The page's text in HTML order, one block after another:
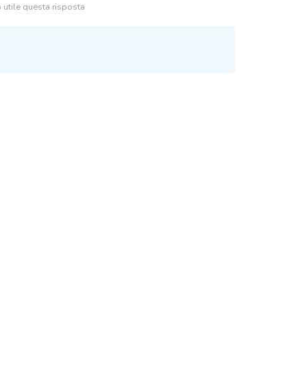
questa risposta